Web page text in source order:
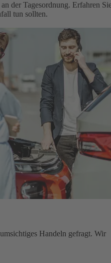
der Tagesordnung. Erfahren
tun sollten.
Handeln gefragt. Wir